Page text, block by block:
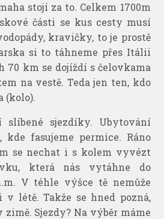
stojí za to. Celkem 1700m
části se kus cesty musí
kravičky, to je prostě
si to táhneme přes Itálii
70 km se dojíždí s čelovkama
na vestě. Teda jen ten, kdo
(kolo).
slíbené sjezdíky. Ubytování
kde fasujeme permice. Ráno
se nechat i s kolem vyvézt
která nás vytáhne do
V téhle výšce tě nemůže
létě. Takže se hned pozná,
zimě. Sjezdy? Na výběr máme